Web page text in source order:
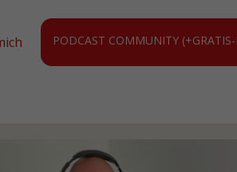
PODCAST COMMUNITY (+GRATIS-